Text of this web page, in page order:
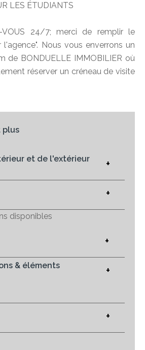
LES ÉTUDIANTS
VOUS 24/7; merci de remplir le
Nous vous enverrons un
de BONDUELLE IMMOBILIER où
réserver un créneau de visite
plus
et de l'extérieur +
+
disponibles
+
& éléments
+
+